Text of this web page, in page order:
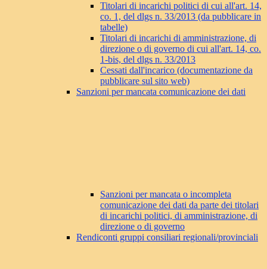
Titolari di incarichi politici di cui all'art. 14,
co. 1, del dlgs n. 33/2013 (da pubblicare in
tabelle)
Titolari di incarichi di amministrazione, di
direzione o di governo di cui all'art. 14, co.
1-bis, del dlgs n. 33/2013
Cessati dall'incarico (documentazione da
pubblicare sul sito web)
Sanzioni per mancata comunicazione dei dati
Sanzioni per mancata o incompleta
comunicazione dei dati da parte dei titolari
di incarichi politici, di amministrazione, di
direzione o di governo
Rendiconti gruppi consiliari regionali/provinciali